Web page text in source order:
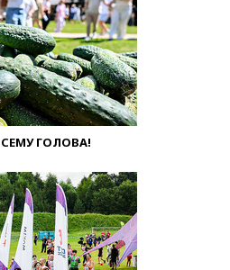
ГОЛОВА!